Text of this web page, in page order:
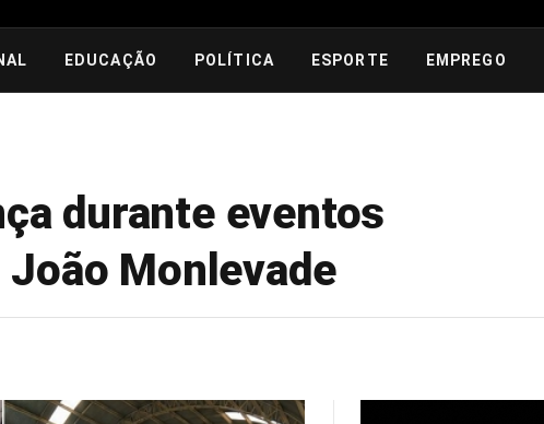
EDUCAÇÃO POLÍTICA ESPORTE EMPREGO
durante eventos
Monlevade